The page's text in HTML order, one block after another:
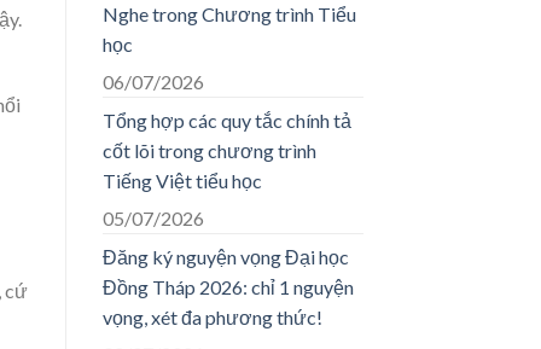
cứ
Nghe trong Chương trình Tiểu
học
06/07/2026
Tổng hợp các quy tắc chính tả
cốt lõi trong chương trình
Tiếng Việt tiểu học
05/07/2026
Đăng ký nguyện vọng Đại học
Đồng Tháp 2026: chỉ 1 nguyện
vọng, xét đa phương thức!